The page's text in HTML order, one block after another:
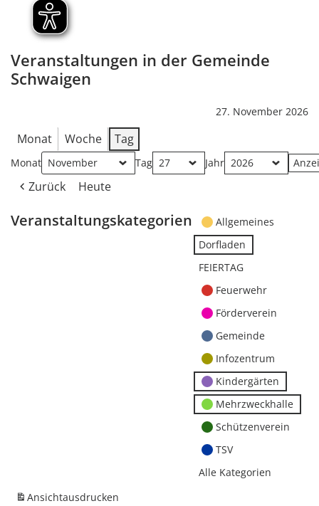
Veranstaltungen in der Gemeinde
Schwaigen
27. November 2026
Monat Woche Tag
Monat Tag Jahr
Zurück Heute
Veranstaltungskategorien
Allgemeines
Dorfladen
FEIERTAG
Feuerwehr
Förderverein
Gemeinde
Infozentrum
Kindergärten
Mehrzweckhalle
Schützenverein
TSV
Alle Kategorien
Ansichtausdrucken